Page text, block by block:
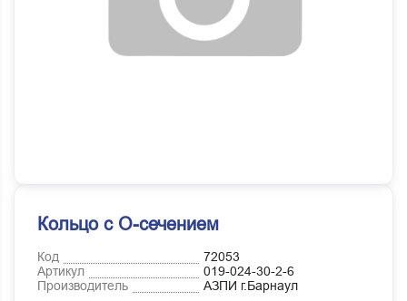
Кольцо с О-сечением
Код
72053
Артикул
019-024-30-2-6
Производитель
АЗПИ г.Барнаул